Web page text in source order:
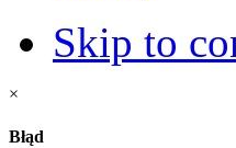
Skip to
×
Błąd